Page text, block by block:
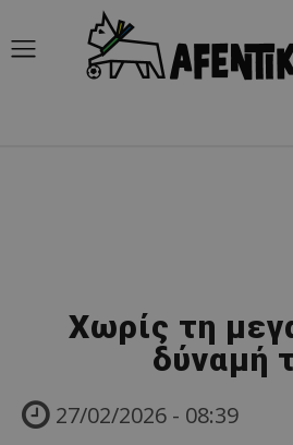
Χωρίς τη
δύναμή
27/02/2026 - 08:39